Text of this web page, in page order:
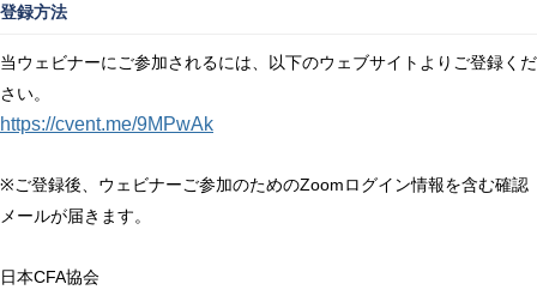
登録方法
当ウェビナーにご参加されるには、以下のウェブサイトよりご登録くだ
さい。
https://cvent.me/9MPwAk
※ ご登録後、ウェビナーご参加のためのZoom ログイン情報を含む確認
メールが届きます。
日本CFA協会